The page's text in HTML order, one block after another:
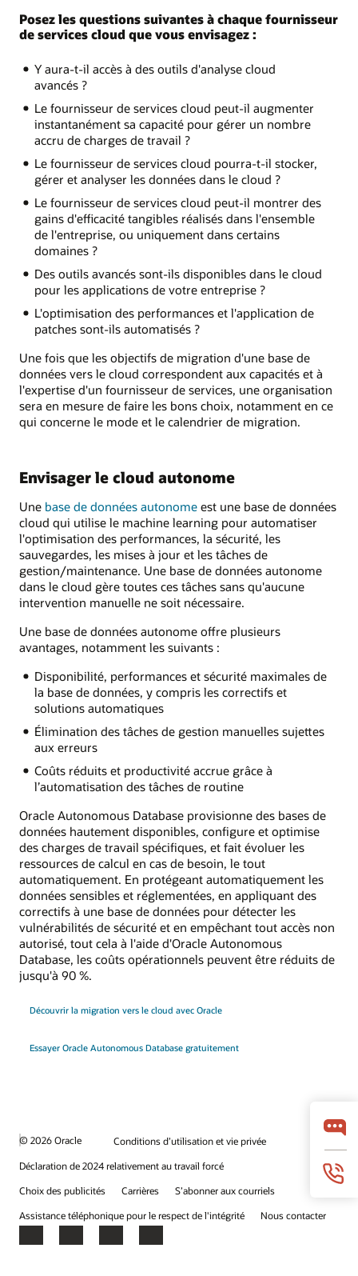
Posez les questions suivantes à chaque fournisseur
de services cloud que vous envisagez :
Y aura-t-il accès à des outils d'analyse cloud
avancés ?
Le fournisseur de services cloud peut-il augmenter
instantanément sa capacité pour gérer un nombre
accru de charges de travail ?
Le fournisseur de services cloud pourra-t-il stocker,
gérer et analyser les données dans le cloud ?
Le fournisseur de services cloud peut-il montrer des
gains d'efficacité tangibles réalisés dans l'ensemble
de l'entreprise, ou uniquement dans certains
domaines ?
Des outils avancés sont-ils disponibles dans le cloud
pour les applications de votre entreprise ?
L'optimisation des performances et l'application de
patches sont-ils automatisés ?
Une fois que les objectifs de migration d'une base de
données vers le cloud correspondent aux capacités et à
l'expertise d'un fournisseur de services, une organisation
sera en mesure de faire les bons choix, notamment en ce
qui concerne le mode et le calendrier de migration.
Envisager le cloud autonome
Une base de données autonome est une base de données
cloud qui utilise le machine learning pour automatiser
l'optimisation des performances, la sécurité, les
sauvegardes, les mises à jour et les tâches de
gestion/maintenance. Une base de données autonome
dans le cloud gère toutes ces tâches sans qu'aucune
intervention manuelle ne soit nécessaire.
Une base de données autonome offre plusieurs
avantages, notamment les suivants :
Disponibilité, performances et sécurité maximales de
la base de données, y compris les correctifs et
solutions automatiques
Élimination des tâches de gestion manuelles sujettes
aux erreurs
Coûts réduits et productivité accrue grâce à
l’automatisation des tâches de routine
Oracle Autonomous Database provisionne des bases de
données hautement disponibles, configure et optimise
des charges de travail spécifiques, et fait évoluer les
ressources de calcul en cas de besoin, le tout
automatiquement. En protégeant automatiquement les
données sensibles et réglementées, en appliquant des
correctifs à une base de données pour détecter les
vulnérabilités de sécurité et en empêchant tout accès non
autorisé, tout cela à l'aide d'Oracle Autonomous
Database, les coûts opérationnels peuvent être réduits de
jusqu'à 90 %.
Découvrir la migration vers le cloud avec Oracle
Essayer Oracle Autonomous Database gratuitement
© 2026 Oracle
Conditions d’utilisation et vie privée
Déclaration de 2024 relativement au travail forcé
Choix des publicités
Carrières
S’abonner aux courriels
Assistance téléphonique pour le respect de l'intégrité
Nous contacter
Facebook
X LinkedInYouTube